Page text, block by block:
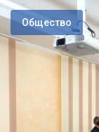
Общество